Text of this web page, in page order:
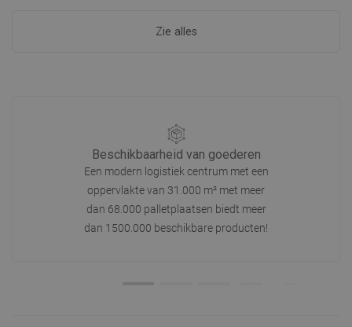
Zie alles
Beschikbaarheid van goederen
Een modern logistiek centrum met een
oppervlakte van 31.000 m² met meer
dan 68.000 palletplaatsen biedt meer
dan 1500.000 beschikbare producten!